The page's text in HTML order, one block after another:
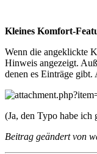
Kleines Komfort-
Wenn die angeklickte
Hinweis angezeigt.
denen es Einträge gibt.
(Ja, den Typo habe ich
Beitrag geändert von